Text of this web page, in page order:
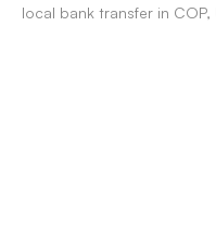
local bank transfer in